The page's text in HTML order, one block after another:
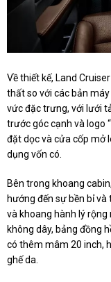
Về thiết kế, Land
thất so với các bản
vức đặc trưng, với lưới
trước góc cạnh và logo
đặt dọc và cửa cốp mở
dụng vốn có.
Bên trong khoang
hướng đến sự bền bỉ và
và khoang hành lý rộng
không dây, bảng đồng
có thêm mâm 20 inch,
ghế da.